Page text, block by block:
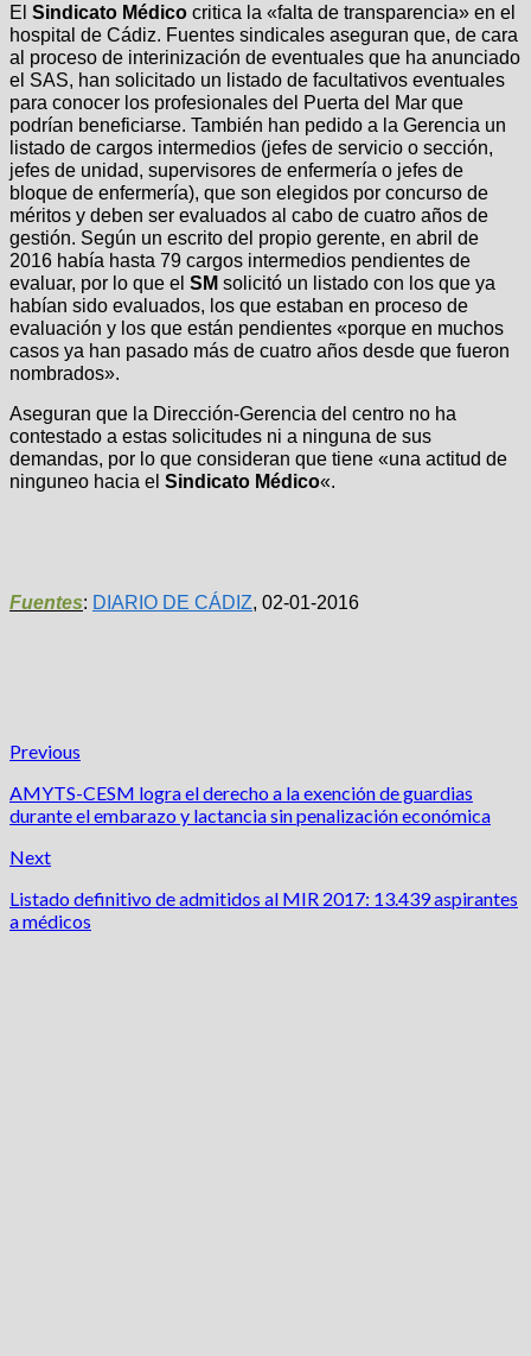
El Sindicato Médico critica la «falta de transparencia» en el
hospital de Cádiz. Fuentes sindicales aseguran que, de cara
al proceso de interinización de eventuales que ha anunciado
el SAS, han solicitado un listado de facultativos eventuales
para conocer los profesionales del Puerta del Mar que
podrían beneficiarse. También han pedido a la Gerencia un
listado de cargos intermedios (jefes de servicio o sección,
jefes de unidad, supervisores de enfermería o jefes de
bloque de enfermería), que son elegidos por concurso de
méritos y deben ser evaluados al cabo de cuatro años de
gestión. Según un escrito del propio gerente, en abril de
2016 había hasta 79 cargos intermedios pendientes de
evaluar, por lo que el SM solicitó un listado con los que ya
habían sido evaluados, los que estaban en proceso de
evaluación y los que están pendientes «porque en muchos
casos ya han pasado más de cuatro años desde que fueron
nombrados».
Aseguran que la Dirección-Gerencia del centro no ha
contestado a estas solicitudes ni a ninguna de sus
demandas, por lo que consideran que tiene «una actitud de
ninguneo hacia el Sindicato Médico«.
Fuentes: DIARIO DE CÁDIZ, 02-01-2016
Previous
AMYTS-CESM logra el derecho a la exención de guardias
durante el embarazo y lactancia sin penalización económica
Next
Listado definitivo de admitidos al MIR 2017: 13.439 aspirantes
a médicos